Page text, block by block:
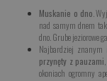
Muskanie o dno .
nad samym dnem
dno. Grube jeziorowe
Najbardziej znanym
przynęty z pauzami
okoniach ogromny